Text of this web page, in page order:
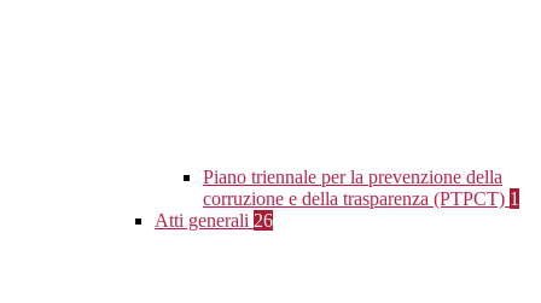
Piano triennale per la prevenzione della
corruzione e della trasparenza (PTPCT) 1
Atti generali 26